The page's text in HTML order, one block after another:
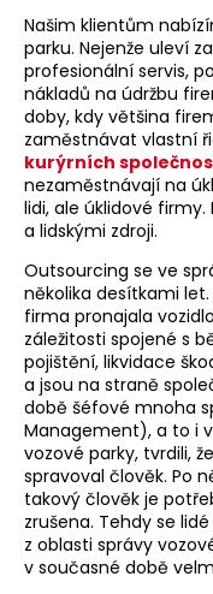
Našim klientům
parku. Nejenže uleví
profesionální servis,
nákladů na údržbu
doby, kdy většina
zaměstnávat vlastní
kurýrních
nezaměstnávají na
lidi, ale úklidové
a lidskými zdroji.
Outsourcing se ve
několika desítkami
firma pronajala
záležitosti spojené s
pojištění, likvidace
a jsou na straně
době šéfové mnoha
Management), a to i
vozové parky, tvrdili,
spravoval člověk. Po
takový člověk je
zrušena. Tehdy se
z oblasti správy
v současné době